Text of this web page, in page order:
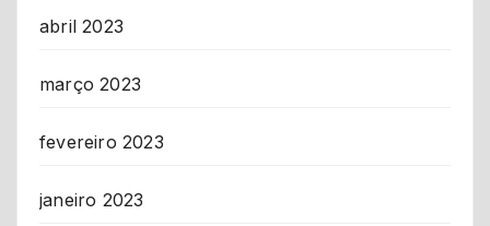
abril 2023
março 2023
fevereiro 2023
janeiro 2023